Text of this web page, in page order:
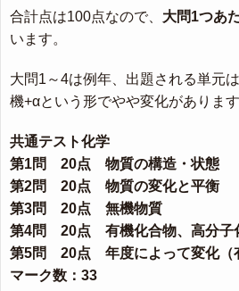
合計点は100点なので、 大問1つあ
います。
大問1～4は例年、出題される単元
機+αという形でやや変化があります
共通テスト化学
第1問 20点 物質の構造・状態
第2問 20点 物質の変化と平衡
第3問 20点 無機物質
第4問 20点 有機化合物、高分子
第5問 20点 年度によって変化（
マーク数：33